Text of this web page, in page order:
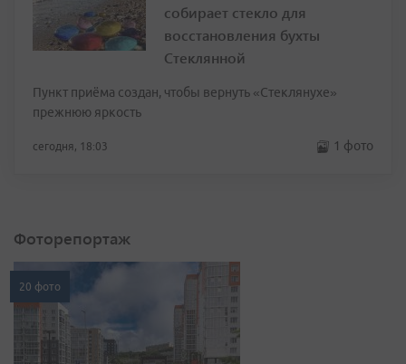
собирает стекло для
восстановления бухты
Стеклянной
Пункт приёма создан, чтобы вернуть «Стеклянухе»
прежнюю яркость
сегодня, 18:03 1 фото
Фоторепортаж
20 фото